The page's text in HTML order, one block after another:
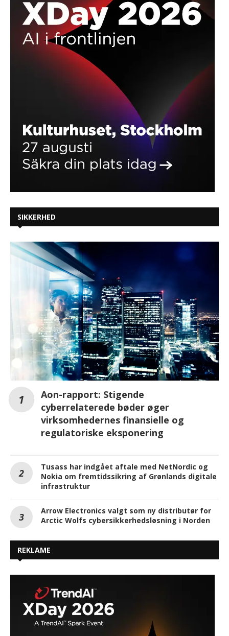
SIKKERHED
Aon-rapport: Stigende
cyberrelaterede bøder øger
virksomhedernes finansielle og
regulatoriske eksponering
Tusass har indgået aftale med NetNordic og
Nokia om fremtidssikring af Grønlands digitale
infrastruktur
Arrow Electronics valgt som ny distributør for
Arctic Wolfs cybersikkerhedsløsning i Norden
REKLAME